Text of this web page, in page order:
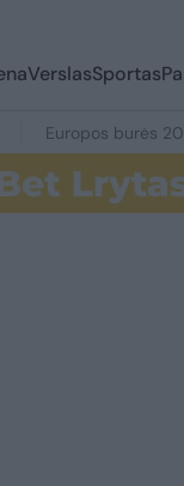
VerslasSportas
Europos burės